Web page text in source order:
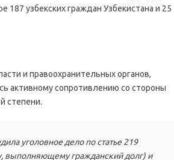
узбекских граждан Узбекистана и 25
и правоохранительных органов,
активному сопротивлению со стороны
степени.
уголовное дело по статье 219
выполняющему гражданский долг) и